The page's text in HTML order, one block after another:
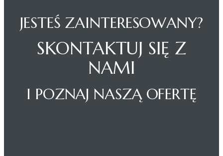
JESTEŚ ZAINTERESOWANY?
SKONTAKTUJ SIĘ Z
NAMI
I POZNAJ NASZĄ OFERTĘ